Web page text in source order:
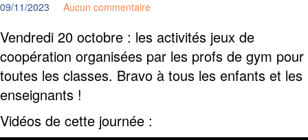
09/11/2023 Aucun commentaire
Vendredi 20 octobre : les activités jeux de
coopération organisées par les profs de gym pour
toutes les classes. Bravo à tous les enfants et les
enseignants !
Vidéos de cette journée :